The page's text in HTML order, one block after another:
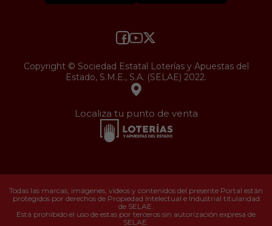
Copyright © Sociedad Estatal Loterías y Apuestas del
Estado, S.M.E., S.A. (SELAE) 2022.
Localiza tu punto de venta
Todas las marcas, imágenes, vídeos y contenidos del presente Portal están
protegidos por derechos de Propiedad Intelectual e Industrial titularidad
de SELAE.
Está prohibido el uso de estas por terceros sin autorización expresa de
SELAE.